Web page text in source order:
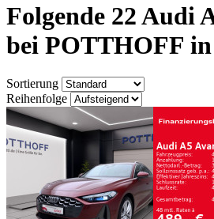
Folgende 22 Audi
bei POTTHOFF
Sortierung
Reihenfolge